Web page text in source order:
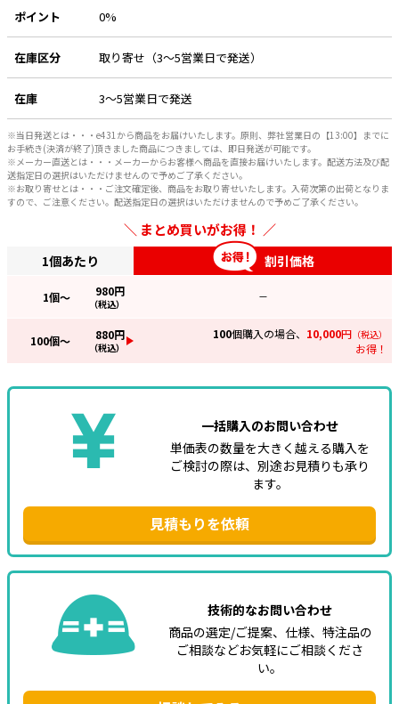
ポイント 0%
在庫区分 取り寄せ（3～5営業日で発送）
在庫 3～5営業日で発送
※当日発送とは・・・e431から商品をお届けいたします。原則、弊社営業日の【13:00】までに
お手続き(決済が終了)頂きました商品につきましては、即日発送が可能です。
※メーカー直送とは・・・メーカーからお客様へ商品を直接お届けいたします。配送方法及び配
送指定日の選択はいただけませんので予めご了承ください。
※お取り寄せとは・・・ご注文確定後、商品をお取り寄せいたします。入荷次第の出荷となりま
すので、ご注意ください。配送指定日の選択はいただけませんので予めご了承ください。
まとめ買いがお得！
1個あたり 割引価格
1個～ 980円
（税込）
—
100個～ 880円
（税込）
100個購入の場合、 10,000円 （税込）
お得！
一括購入のお問い合わせ
単価表の数量を大きく越える購入を
ご検討の際は、別途お見積りも承り
ます。
見積もりを依頼
技術的なお問い合わせ
商品の選定/ご提案、仕様、特注品の
ご相談などお気軽にご相談くださ
い。